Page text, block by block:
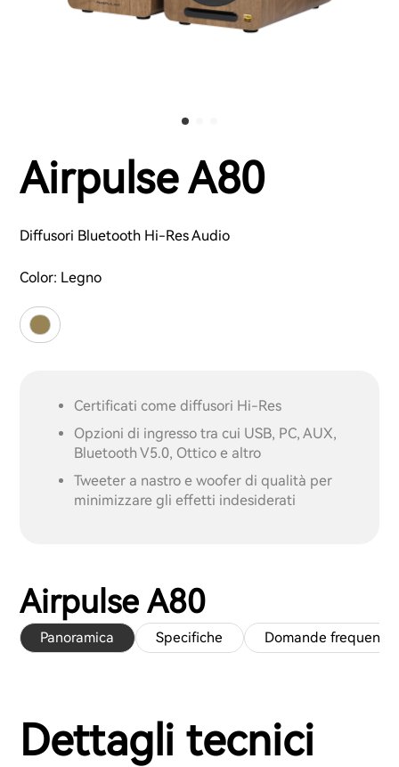
Airpulse A80
Diffusori Bluetooth Hi-Res Audio
Color: Legno
Certificati come diffusori Hi-Res
Opzioni di ingresso tra cui USB, PC, AUX,
Bluetooth V5.0, Ottico e altro
Tweeter a nastro e woofer di qualità per
minimizzare gli effetti indesiderati
Airpulse A80
Panoramica Specifiche Domande frequenti
Dettagli tecnici